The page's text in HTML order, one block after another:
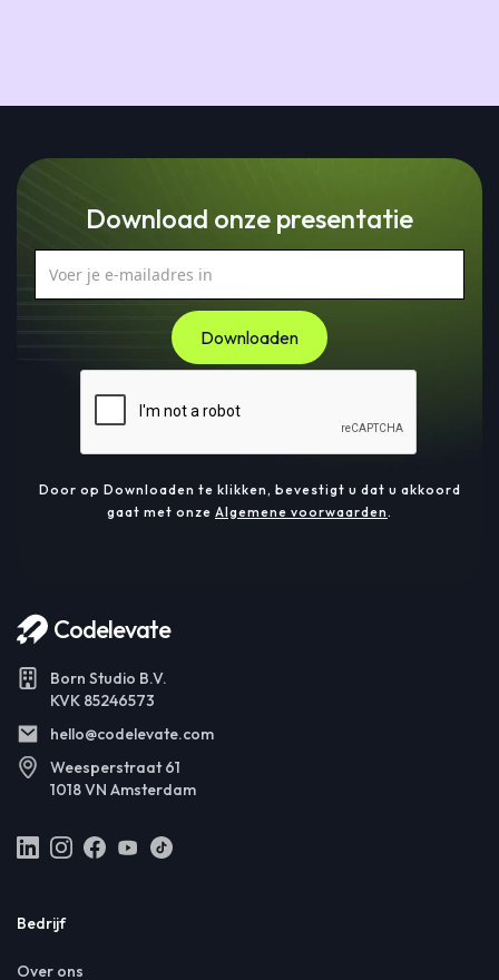
Download onze presentatie
Door op Downloaden te klikken, bevestigt u dat u akkoord
gaat met onze Algemene voorwaarden .
Codelevate
Born Studio B.V.
KVK 85246573
hello@codelevate.com
Weesperstraat 61
1018 VN Amsterdam
Bedrijf
Over ons